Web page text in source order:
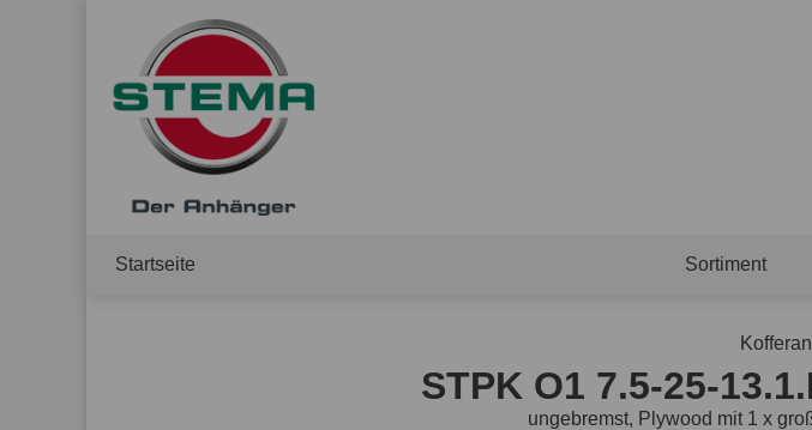
Startseite Sortiment
STPK O1 7.5-25-
ungebremst, Plywood mit 1 x